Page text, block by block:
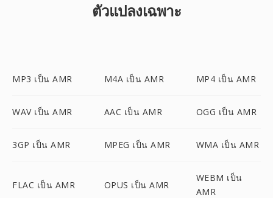
ตัวแปลงเฉพาะ
MP3 เป็น AMR M4A เป็น AMR MP4 เป็น AMR
WAV เป็น AMR AAC เป็น AMR OGG เป็น AMR
3GP เป็น AMR MPEG เป็น AMR WMA เป็น AMR
FLAC เป็น AMR OPUS เป็น AMR
WEBM เป็น
AMR